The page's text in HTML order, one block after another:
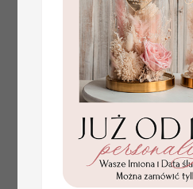
numerki na stół weselny
z tłoczonymi kwiatami,